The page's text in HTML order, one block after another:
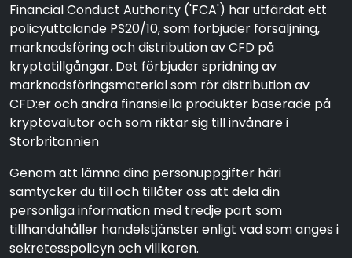
Financial Conduct Authority ('FCA') har utfärdat ett
policyuttalande PS20/10, som förbjuder försäljning,
marknadsföring och distribution av CFD på
kryptotillgångar. Det förbjuder spridning av
marknadsföringsmaterial som rör distribution av
CFD:er och andra finansiella produkter baserade på
kryptovalutor och som riktar sig till invånare i
Storbritannien
Genom att lämna dina personuppgifter häri
samtycker du till och tillåter oss att dela din
personliga information med tredje part som
tillhandahåller handelstjänster enligt vad som anges i
sekretesspolicyn och villkoren.